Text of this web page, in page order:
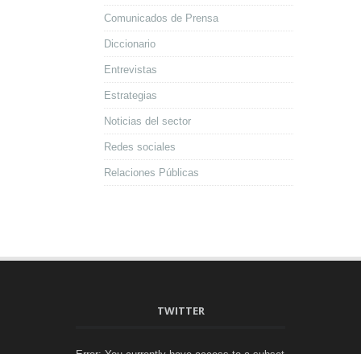
Comunicados de Prensa
Diccionario
Entrevistas
Estrategias
Noticias del sector
Redes sociales
Relaciones Públicas
TWITTER